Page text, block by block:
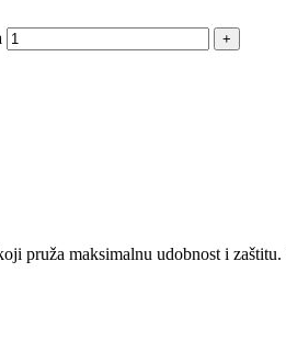
pruža maksimalnu udobnost i